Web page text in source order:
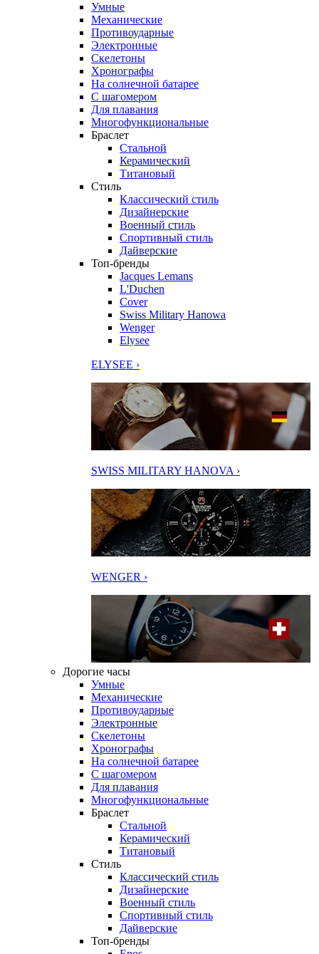
Умные
Механические
Противоударные
Электронные
Скелетоны
Хронографы
На солнечной батарее
С шагомером
Для плавания
Многофункциональные
Браслет
Стальной
Керамический
Титановый
Стиль
Классический стиль
Дизайнерские
Военный стиль
Спортивный стиль
Дайверские
Топ-бренды
Jacques Lemans
L'Duchen
Cover
Swiss Military Hanowa
Wenger
Elysee
ELYSEE ›
SWISS MILITARY HANOVA ›
WENGER ›
Дорогие часы
Умные
Механические
Противоударные
Электронные
Скелетоны
Хронографы
На солнечной батарее
С шагомером
Для плавания
Многофункциональные
Браслет
Стальной
Керамический
Титановый
Стиль
Классический стиль
Дизайнерские
Военный стиль
Спортивный стиль
Дайверские
Топ-бренды